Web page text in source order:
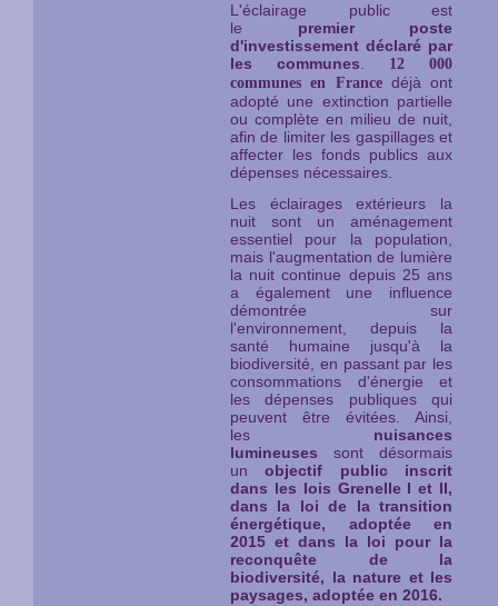
L'éclairage public est
le premier
poste
d'investissement déclaré par
les communes. 12 000
communes en France déjà ont
adopté une extinction partielle
ou complète en milieu de nuit,
afin de limiter les gaspillages et
affecter les fonds publics aux
dépenses nécessaires.
Les éclairages extérieurs la
nuit sont un aménagement
essentiel pour la population,
mais l'augmentation de lumière
la nuit continue depuis 25 ans
a également une influence
démontrée sur
l'environnement, depuis la
santé humaine jusqu'à la
biodiversité, en passant par les
consommations d'énergie et
les dépenses publiques qui
peuvent être évitées. Ainsi,
les nuisances
lumineuses sont désormais
unobjectif public inscrit
dans les lois Grenelle I et II,
dans la loi de la transition
énergétique, adoptée en
2015 et dans la loi pour la
reconquête de la
biodiversité, la nature et les
paysages, adoptée en 2016.